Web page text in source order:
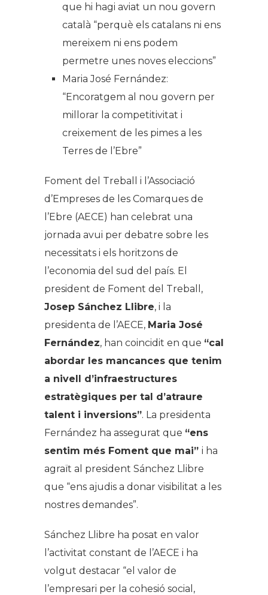
que hi hagi aviat un nou govern
català “perquè els catalans ni ens
mereixem ni ens podem
permetre unes noves eleccions”
Maria José Fernández:
“Encoratgem al nou govern per
millorar la competitivitat i
creixement de les pimes a les
Terres de l’Ebre”
Foment del Treball i l’Associació
d’Empreses de les Comarques de
l’Ebre (AECE) han celebrat una
jornada avui per debatre sobre les
necessitats i els horitzons de
l’economia del sud del país. El
president de Foment del Treball,
Josep Sánchez Llibre, i la
presidenta de l’AECE, Maria José
Fernández, han coincidit en que “cal
abordar les mancances que tenim
a nivell d’infraestructures
estratègiques per tal d’atraure
talent i inversions”. La presidenta
Fernández ha assegurat que “ens
sentim més Foment que mai” i ha
agraït al president Sánchez Llibre
que “ens ajudis a donar visibilitat a les
nostres demandes”.
Sánchez Llibre ha posat en valor
l’activitat constant de l’AECE i ha
volgut destacar “el valor de
l’empresari per la cohesió social,